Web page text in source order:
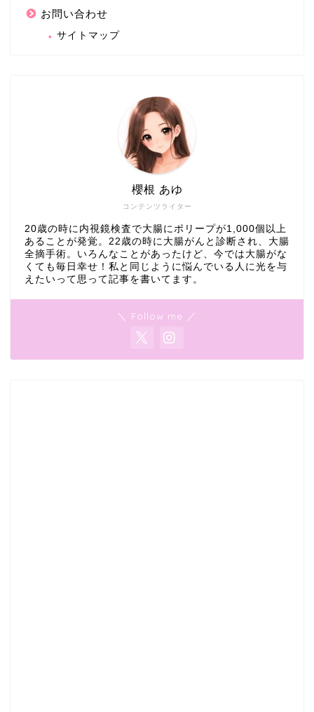
お問い合わせ
サイトマップ
コンテンツライター
櫻根 あゆ
20歳の時に内視鏡検査で大腸にポリープが1,000個以上
あることが発覚。22歳の時に大腸がんと診断され、大腸
全摘手術。いろんなことがあったけど、今では大腸がな
くても毎日幸せ！私と同じように悩んでいる人に光を与
えたいって思って記事を書いてます。
＼ Follow me ／